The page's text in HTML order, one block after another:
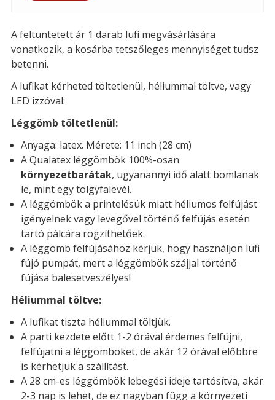
A feltüntetett ár 1 darab lufi megvásárlására
vonatkozik, a kosárba tetszőleges mennyiséget tudsz
betenni.
A lufikat kérheted töltetlenül, héliummal töltve, vagy
LED izzóval:
Léggömb töltetlenül:
Anyaga: latex. Mérete: 11 inch (28 cm)
A Qualatex léggömbök 100%-osan
környezetbarátak, ugyanannyi idő alatt bomlanak
le, mint egy tölgyfalevél.
A léggömbök a printelésük miatt héliumos felfújást
igényelnek vagy levegővel történő felfújás esetén
tartó pálcára rögzíthetőek.
A léggömb felfújásához kérjük, hogy használjon lufi
fújó pumpát, mert a léggömbök szájjal történő
fújása balesetveszélyes!
Héliummal töltve:
A lufikat tiszta héliummal töltjük.
A parti kezdete előtt 1-2 órával érdemes felfújni,
felfújatni a léggömböket, de akár 12 órával előbbre
is kérhetjük a szállítást.
A 28 cm-es léggömbök lebegési ideje tartósítva, akár
2-3 nap is lehet, de ez nagyban függ a környezeti